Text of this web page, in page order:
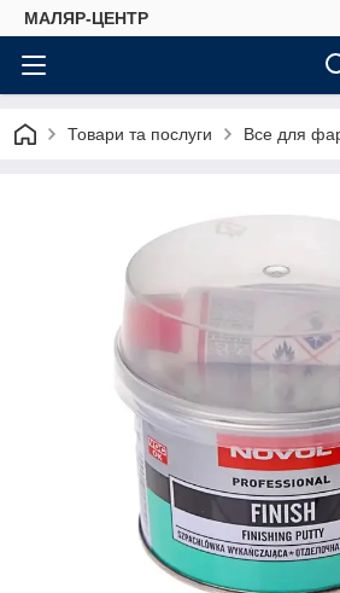
МАЛЯР-ЦЕНТР
Товари та послуги Все для